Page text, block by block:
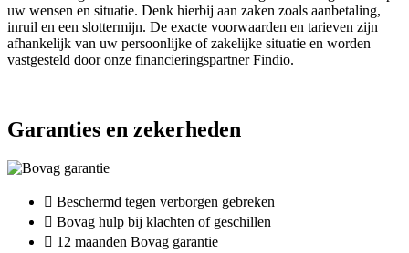
uw wensen en situatie. Denk hierbij aan zaken zoals aanbetaling,
inruil en een slottermijn. De exacte voorwaarden en tarieven zijn
afhankelijk van uw persoonlijke of zakelijke situatie en worden
vastgesteld door onze financieringspartner Findio.
Garanties en zekerheden
Beschermd tegen verborgen gebreken
Bovag hulp bij klachten of geschillen
12 maanden Bovag garantie